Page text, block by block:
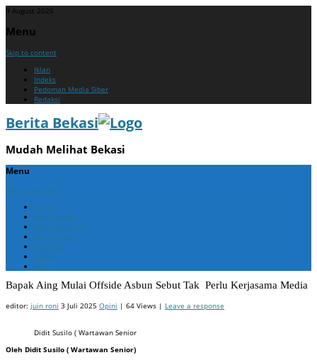
9 August 2026
Menu
Skip to content
Iklan
Indeks
Pedoman Media Siber
Redaksi
Berita Bekasi
Mudah Melihat Bekasi
Menu
Skip to content
Home
Berita Bekasi
Berita Cikarang
Berita Jabar
Nasional
Politik
ADV
Bapak Aing Mulai Offside Asbun Sebut Tak Perlu Kerjasama Media
editor: juin roni 3 Juli 2025 Opini | 64 Views | Leave a response
Didit Susilo ( Wartawan Senior
Oleh Didit Susilo ( Wartawan Senior)